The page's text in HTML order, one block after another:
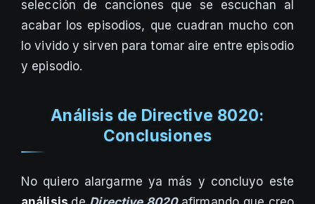
selección de canciones que se escuchan al
acabar los episodios, que cuadran mucho con
lo vivido y sirven para tomar aire entre episodio
y episodio.
Análisis de Directive 8020:
Conclusiones
No quiero alargarme ya más y concluyo este